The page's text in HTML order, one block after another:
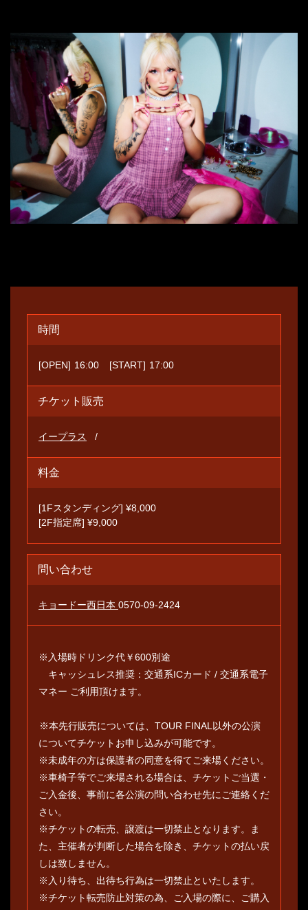
時間
[OPEN] 16:00 [START] 17:00
チケット販売
イープラス
料金
[1Fスタンディング] ¥8,000
[2F指定席] ¥9,000
問い合わせ
キョードー西日本 0570-09-2424
※入場時ドリンク代￥600別途
キャッシュレス推奨：交通系ICカード / 交通系電子
マネー ご利用頂けます。
※本先行販売については、TOUR FINAL以外の公演
についてチケットお申し込みが可能です。
※未成年の方は保護者の同意を得てご来場ください。
※車椅子等でご来場される場合は、チケットご当選・
ご入金後、事前に各公演の問い合わせ先にご連絡くだ
さい。
※チケットの転売、譲渡は一切禁止となります。ま
た、主催者が判断した場合を除き、チケットの払い戻
しは致しません。
※入り待ち、出待ち行為は一切禁止といたします。
※チケット転売防止対策の為、ご入場の際に、ご購入